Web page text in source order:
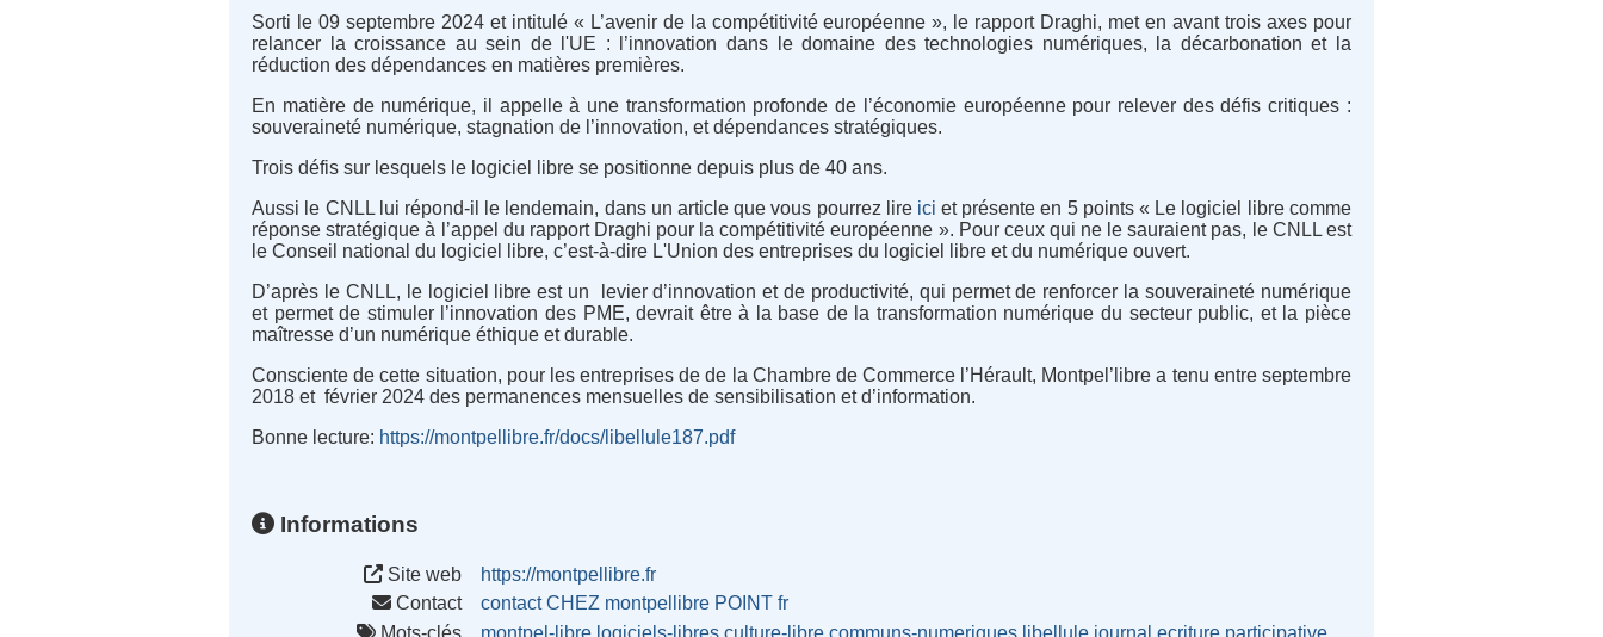
Sorti le 09 septembre 2024 et intitulé « L’avenir de la compétitivité européenne », le rapport Draghi, met en avant trois axes pour
relancer la croissance au sein de l'UE : l’innovation dans le domaine des technologies numériques, la décarbonation et la
réduction des dépendances en matières premières.
En matière de numérique, il appelle à une transformation profonde de l’économie européenne pour relever des défis critiques :
souveraineté numérique, stagnation de l’innovation, et dépendances stratégiques.
Trois défis sur lesquels le logiciel libre se positionne depuis plus de 40 ans.
Aussi le CNLL lui répond-il le lendemain, dans un article que vous pourrez lire ici et présente en 5 points « Le logiciel libre comme
réponse stratégique à l’appel du rapport Draghi pour la compétitivité européenne ». Pour ceux qui ne le sauraient pas, le CNLL est
le Conseil national du logiciel libre, c’est-à-dire L'Union des entreprises du logiciel libre et du numérique ouvert.
D’après le CNLL, le logiciel libre est un levier d’innovation et de productivité, qui permet de renforcer la souveraineté numérique
et permet de stimuler l’innovation des PME, devrait être à la base de la transformation numérique du secteur public, et la pièce
maîtresse d’un numérique éthique et durable.
Consciente de cette situation, pour les entreprises de de la Chambre de Commerce l’Hérault, Montpel’libre a tenu entre septembre
2018 et février 2024 des permanences mensuelles de sensibilisation et d’information.
Bonne lecture: https://montpellibre.fr/docs/libellule187.pdf
Informations
Site web
https://montpellibre.fr
Contact
contact CHEZ montpellibre POINT fr
Mots-clés
montpel-libre logiciels-libres culture-libre communs-numeriques libellule journal ecriture participative